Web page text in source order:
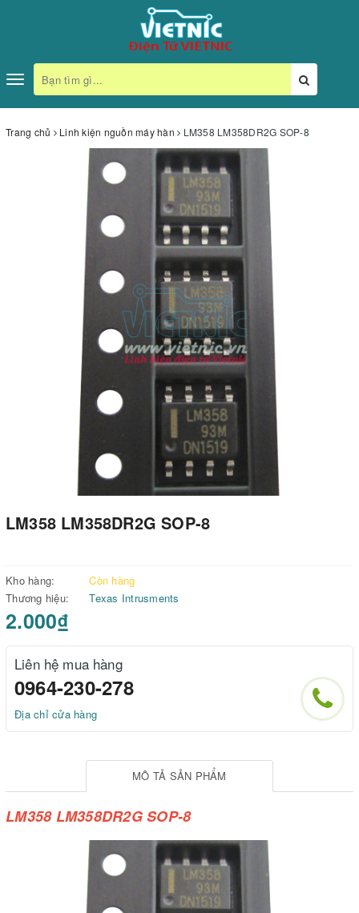
Toggle
navigation
Trang chủ Linh kiện nguồn máy hàn LM358 LM358DR2G SOP-8
LM358 LM358DR2G SOP-8
Kho hàng:
Còn hàng
Thương hiệu:
Texas Intrusments
2.000₫
Liên hệ mua hàng
0964-230-278
Địa chỉ cửa hàng
MÔ TẢ SẢN PHẨM
LM358 LM358DR2G SOP-8